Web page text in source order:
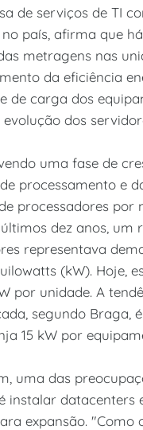
de serviços de TI
país, afirma que
metragens nas
da eficiência
de carga dos
dos
uma fase de
processamento e
processadores por
dez anos, um
representava
(kW). Hoje,
por unidade. A
segundo Braga,
15 kW por
uma das
instalar datacenters
expansão. "Como